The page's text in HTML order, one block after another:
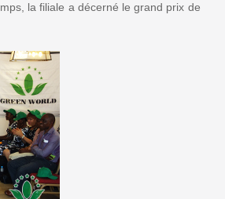
la filiale a décerné le grand prix de